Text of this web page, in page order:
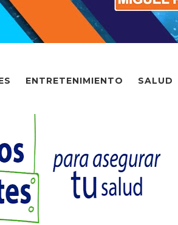
ENTRETENIMIENTO SALUD